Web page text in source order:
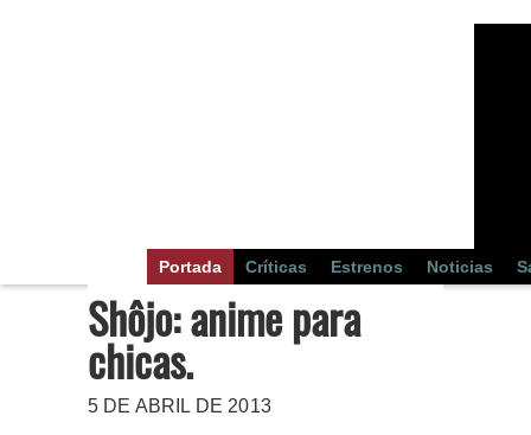
Portada Críticas Estrenos Noticias
Shôjo: anime para
chicas.
5 DE ABRIL DE 2013